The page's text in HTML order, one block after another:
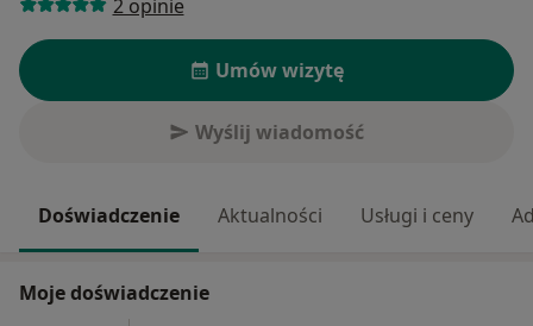
2 opinie
Umów wizytę
Wyślij wiadomość
Doświadczenie Aktualności Usługi i ceny
Moje doświadczenie